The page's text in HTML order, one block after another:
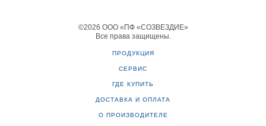
©2026 ООО «ПФ «СОЗВЕЗДИЕ»
Все права защищены.
ПРОДУКЦИЯ
СЕРВИС
ГДЕ КУПИТЬ
ДОСТАВКА И ОПЛАТА
О ПРОИЗВОДИТЕЛЕ